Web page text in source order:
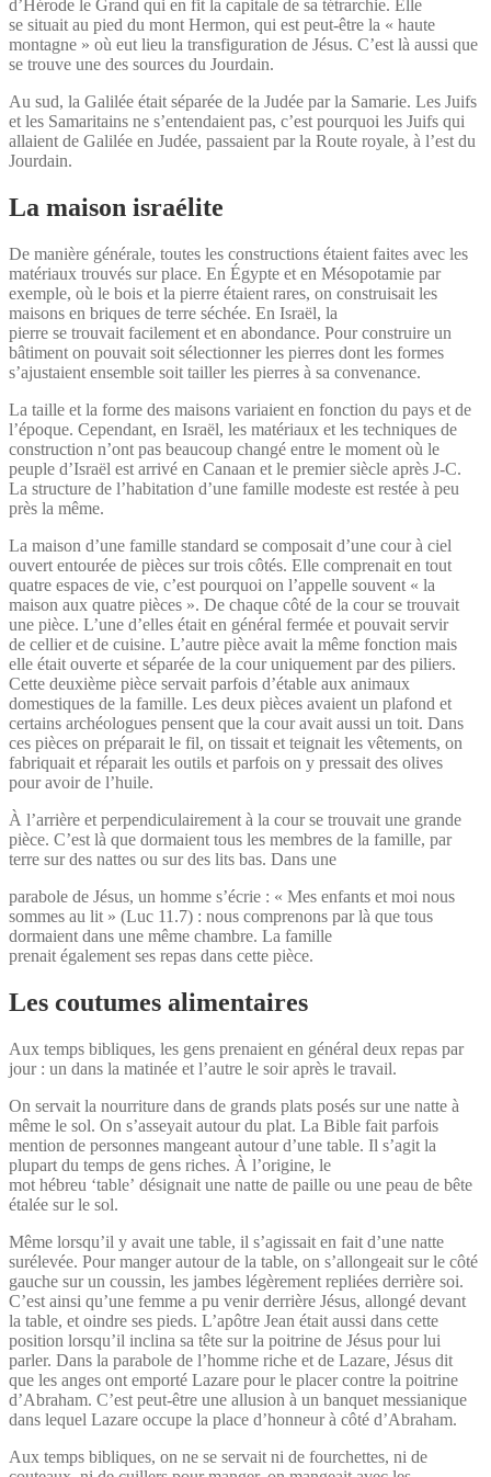
d’Hérode le Grand qui en fit la capitale de sa tétrarchie. Elle
se situait au pied du mont Hermon, qui est peut-être la « haute
montagne » où eut lieu la transfiguration de Jésus. C’est là aussi que
se trouve une des sources du Jourdain.
Au sud, la Galilée était séparée de la Judée par la Samarie. Les Juifs
et les Samaritains ne s’entendaient pas, c’est pourquoi les Juifs qui
allaient de Galilée en Judée, passaient par la Route royale, à l’est du
Jourdain.
La maison israélite
De manière générale, toutes les constructions étaient faites avec les
matériaux trouvés sur place. En Égypte et en Mésopotamie par
exemple, où le bois et la pierre étaient rares, on construisait les
maisons en briques de terre séchée. En Israël, la
pierre se trouvait facilement et en abondance. Pour construire un
bâtiment on pouvait soit sélectionner les pierres dont les formes
s’ajustaient ensemble soit tailler les pierres à sa convenance.
La taille et la forme des maisons variaient en fonction du pays et de
l’époque. Cependant, en Israël, les matériaux et les techniques de
construction n’ont pas beaucoup changé entre le moment où le
peuple d’Israël est arrivé en Canaan et le premier siècle après J-C.
La structure de l’habitation d’une famille modeste est restée à peu
près la même.
La maison d’une famille standard se composait d’une cour à ciel
ouvert entourée de pièces sur trois côtés. Elle comprenait en tout
quatre espaces de vie, c’est pourquoi on l’appelle souvent « la
maison aux quatre pièces ». De chaque côté de la cour se trouvait
une pièce. L’une d’elles était en général fermée et pouvait servir
de cellier et de cuisine. L’autre pièce avait la même fonction mais
elle était ouverte et séparée de la cour uniquement par des piliers.
Cette deuxième pièce servait parfois d’étable aux animaux
domestiques de la famille. Les deux pièces avaient un plafond et
certains archéologues pensent que la cour avait aussi un toit. Dans
ces pièces on préparait le fil, on tissait et teignait les vêtements, on
fabriquait et réparait les outils et parfois on y pressait des olives
pour avoir de l’huile.
À l’arrière et perpendiculairement à la cour se trouvait une grande
pièce. C’est là que dormaient tous les membres de la famille, par
terre sur des nattes ou sur des lits bas. Dans une
parabole de Jésus, un homme s’écrie : « Mes enfants et moi nous
sommes au lit » (Luc 11.7) : nous comprenons par là que tous
dormaient dans une même chambre. La famille
prenait également ses repas dans cette pièce.
Les coutumes alimentaires
Aux temps bibliques, les gens prenaient en général deux repas par
jour : un dans la matinée et l’autre le soir après le travail.
On servait la nourriture dans de grands plats posés sur une natte à
même le sol. On s’asseyait autour du plat. La Bible fait parfois
mention de personnes mangeant autour d’une table. Il s’agit la
plupart du temps de gens riches. À l’origine, le
mot hébreu ‘table’ désignait une natte de paille ou une peau de bête
étalée sur le sol.
Même lorsqu’il y avait une table, il s’agissait en fait d’une natte
surélevée. Pour manger autour de la table, on s’allongeait sur le côté
gauche sur un coussin, les jambes légèrement repliées derrière soi.
C’est ainsi qu’une femme a pu venir derrière Jésus, allongé devant
la table, et oindre ses pieds. L’apôtre Jean était aussi dans cette
position lorsqu’il inclina sa tête sur la poitrine de Jésus pour lui
parler. Dans la parabole de l’homme riche et de Lazare, Jésus dit
que les anges ont emporté Lazare pour le placer contre la poitrine
d’Abraham. C’est peut-être une allusion à un banquet messianique
dans lequel Lazare occupe la place d’honneur à côté d’Abraham.
Aux temps bibliques, on ne se servait ni de fourchettes, ni de